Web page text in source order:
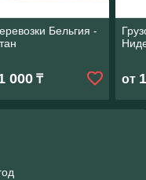
Бельгия -
000₸ от